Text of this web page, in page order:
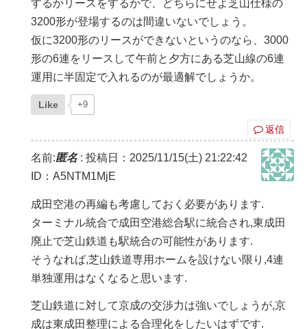
するかリースをするかで、どちらにせよ芝山仕様の
3200形が登場するのは間違いないでしょう。
仮に3200形のリースができないというのなら、3000
形の6連をリースして午前と夕方にある芝山線の6連
運用に半固定で入れるのが最適解でしょうか。
Like +9
返信
名前:匿名: 投稿日：2025/11/15(土) 21:22:42
ID：A5NTM1MjE
成田空港の再編も考慮しておく必要があります.
ターミナル統合で成田空港総合駅に統合され,東成田
廃止で芝山鉄道も駅統合の可能性があります.
そうなれば,芝山鉄道専用ホームを設けない限り,4連
単独運用はなくなると思います.
芝山鉄道に対して京成の交渉力は強いでしょうが,京
成は東成田整理による合理化をしたいはずです.